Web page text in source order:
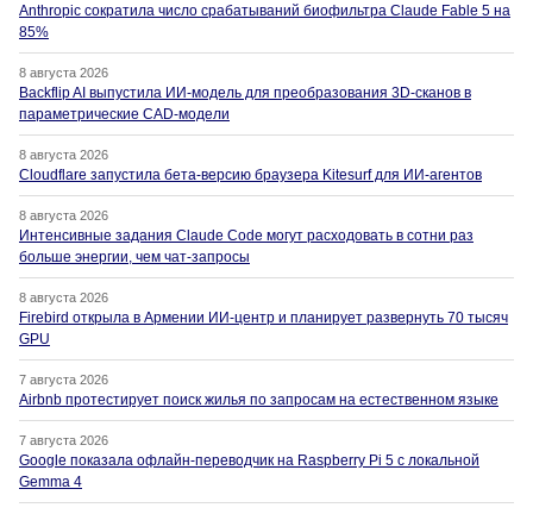
Anthropic сократила число срабатываний биофильтра Claude Fable 5 на
85%
8 августа 2026
Backflip AI выпустила ИИ-модель для преобразования 3D-сканов в
параметрические CAD-модели
8 августа 2026
Cloudflare запустила бета-версию браузера Kitesurf для ИИ-агентов
8 августа 2026
Интенсивные задания Claude Code могут расходовать в сотни раз
больше энергии, чем чат-запросы
8 августа 2026
Firebird открыла в Армении ИИ-центр и планирует развернуть 70 тысяч
GPU
7 августа 2026
Airbnb протестирует поиск жилья по запросам на естественном языке
7 августа 2026
Google показала офлайн-переводчик на Raspberry Pi 5 с локальной
Gemma 4